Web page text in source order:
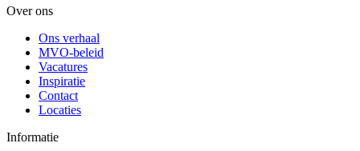
Over ons
Ons verhaal
MVO-beleid
Vacatures
Inspiratie
Contact
Locaties
Informatie